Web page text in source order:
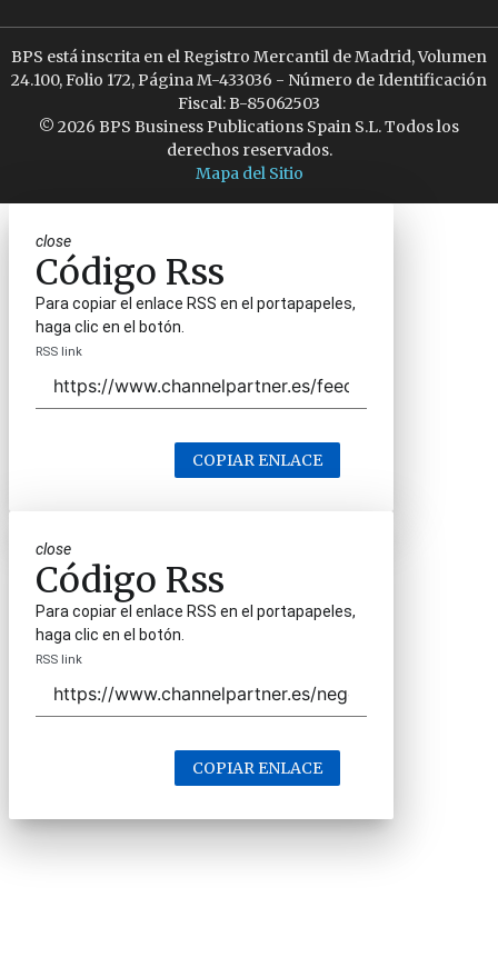
BPS está inscrita en el Registro Mercantil de Madrid, Volumen
24.100, Folio 172, Página M-433036 - Número de Identificación
Fiscal: B-85062503
© 2026 BPS Business Publications Spain S.L. Todos los
derechos reservados.
Mapa del Sitio
close
Código Rss
Para copiar el enlace RSS en el portapapeles,
haga clic en el botón.
RSS link
COPIAR ENLACE
close
Código Rss
Para copiar el enlace RSS en el portapapeles,
haga clic en el botón.
RSS link
COPIAR ENLACE